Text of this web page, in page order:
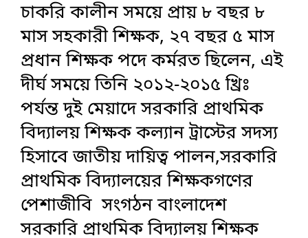
চাকরি কালীন সময়ে প্রায় ৮ বছর ৮
মাস সহকারী শিক্ষক, ২৭ বছর ৫ মাস
প্রধান শিক্ষক পদে কর্মরত ছিলেন, এই
দীর্ঘ সময়ে তিনি ২০১২-২০১৫ খ্রিঃ
পর্যন্ত দুই মেয়াদে সরকারি প্রাথমিক
বিদ্যালয় শিক্ষক কল্যান ট্রাস্টের সদস্য
হিসাবে জাতীয় দায়িত্ব পালন,সরকারি
প্রাথমিক বিদ্যালয়ের শিক্ষকগণের
পেশাজীবি সংগঠন বাংলাদেশ
সরকারি প্রাথমিক বিদ্যালয় শিক্ষক